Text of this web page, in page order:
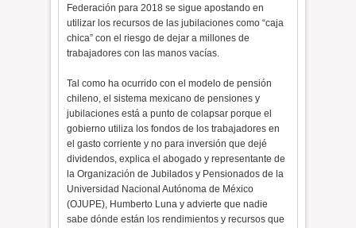
Federación para 2018 se sigue apostando en
utilizar los recursos de las jubilaciones como “caja
chica” con el riesgo de dejar a millones de
trabajadores con las manos vacías.
Tal como ha ocurrido con el modelo de pensión
chileno, el sistema mexicano de pensiones y
jubilaciones está a punto de colapsar porque el
gobierno utiliza los fondos de los trabajadores en
el gasto corriente y no para inversión que dejé
dividendos, explica el abogado y representante de
la Organización de Jubilados y Pensionados de la
Universidad Nacional Autónoma de México
(OJUPE), Humberto Luna y advierte que nadie
sabe dónde están los rendimientos y recursos que